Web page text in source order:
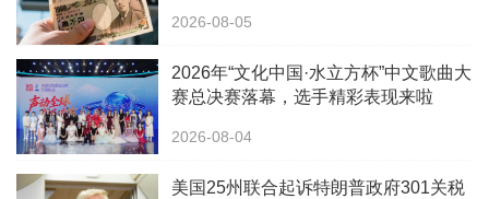
2026-08-05
2026年“文化中国·水立方杯”中文歌曲大
赛总决赛落幕，选手精彩表现来啦
2026-08-04
美国25州联合起诉特朗普政府301关税